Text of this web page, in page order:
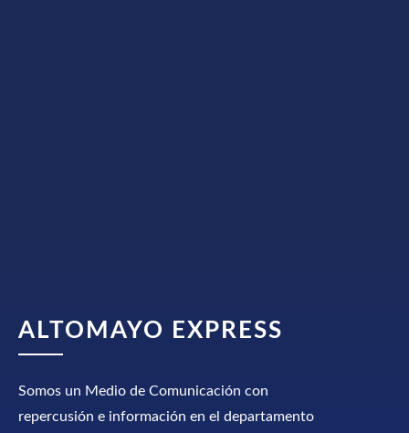
ALTOMAYO EXPRESS
Somos un Medio de Comunicación con
repercusión e información en el departamento